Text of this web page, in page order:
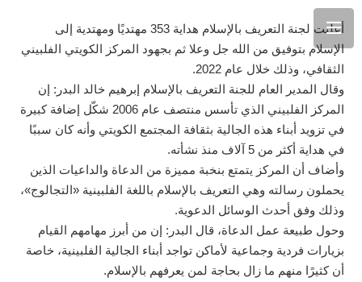
أعلنت لجنة التعريف بالإسلام هداية 353 مهتديًا ومهتدية إلى
الإسلام بتوفيق من الله جل وعلا ثم بجهود المركز الكويتي الفلبيني
الثقافي، وذلك خلال عام 2022.
وقال المدير العام للجنة التعريف بالإسلام إبرهيم خالد البدر: إن
المركز الفلبيني الذي تأسس منتصف عام 2006 شكّل إضافة كبيرة
في تزويد أبناء هذه الجالية بثقافة المجتمع الكويتي وأنه كان سببًا
في هداية أكثر من 5 آلاف منذ نشأته.
وأضاف أن المركز يتمتع بنخبة مميزة من الدعاة والداعيات الذين
يحملون رسالته وهي التعريف بالإسلام باللغة الفلبينية «التجالوج»،
وذلك وفق أحدث الوسائل الدعوية.
وحول طبيعة عمل الدعاة، قال البدر: إن من أبرز مهامهم القيام
بزيارات فردية وجماعية لأماكن تواجد أبناء الجالية الفلبينية، خاصة
أن كثيرًا منهم ما زال بحاجة لمن يعرفهم بالإسلام.